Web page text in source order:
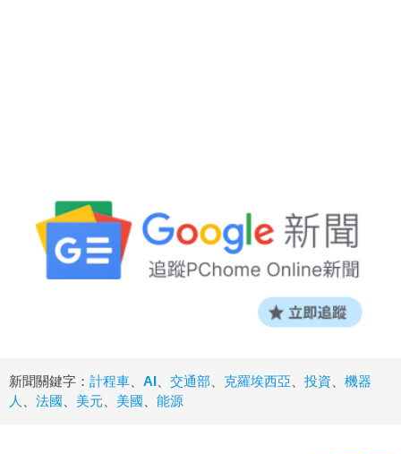
新聞關鍵字： 計程車 AI 交通部 克羅埃西亞 投資
機器
人
法國 美元 美國 能源